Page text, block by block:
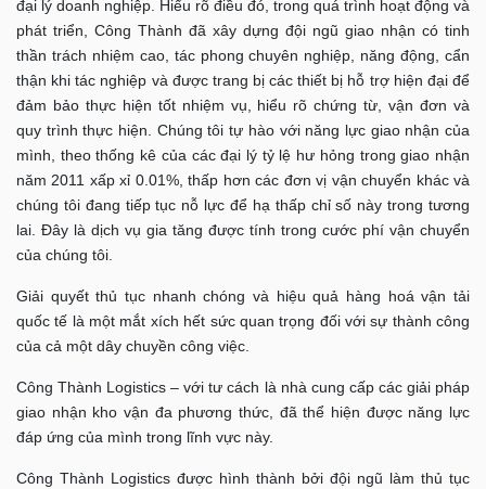
đại lý doanh nghiệp. Hiểu rõ điều đó, trong quá trình hoạt động và
phát triển, Công Thành đã xây dựng đội ngũ giao nhận có tinh
thần trách nhiệm cao, tác phong chuyên nghiệp, năng động, cẩn
thận khi tác nghiệp và được trang bị các thiết bị hỗ trợ hiện đại để
đảm bảo thực hiện tốt nhiệm vụ, hiểu rõ chứng từ, vận đơn và
quy trình thực hiện. Chúng tôi tự hào với năng lực giao nhận của
mình, theo thống kê của các đại lý tỷ lệ hư hỏng trong giao nhận
năm 2011 xấp xỉ 0.01%, thấp hơn các đơn vị vận chuyển khác và
chúng tôi đang tiếp tục nỗ lực để hạ thấp chỉ số này trong tương
lai. Đây là dịch vụ gia tăng được tính trong cước phí vận chuyển
của chúng tôi.
Giải quyết thủ tục nhanh chóng và hiệu quả hàng hoá vận tải
quốc tế là một mắt xích hết sức quan trọng đối với sự thành công
của cả một dây chuyền công việc.
Công Thành Logistics – với tư cách là nhà cung cấp các giải pháp
giao nhận kho vận đa phương thức, đã thể hiện được năng lực
đáp ứng của mình trong lĩnh vực này.
Công Thành Logistics được hình thành bởi đội ngũ làm thủ tục